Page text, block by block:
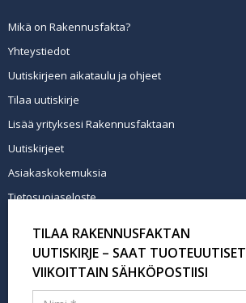
Mikä on Rakennusfakta?
Yhteystiedot
Uutiskirjeen aikataulu ja ohjeet
Tilaa uutiskirje
Lisää yrityksesi Rakennusfaktaan
Uutiskirjeet
Asiakaskokemuksia
Tietosuojaseloste
Tilaa uutiskirje
TILAA RAKENNUSFAKTAN
UUTISKIRJE – SAAT TUOTEUUTISET
VIIKOITTAIN SÄHKÖPOSTIISI